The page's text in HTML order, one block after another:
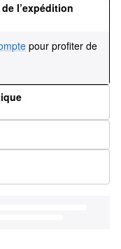
l’expédition
pour profiter de